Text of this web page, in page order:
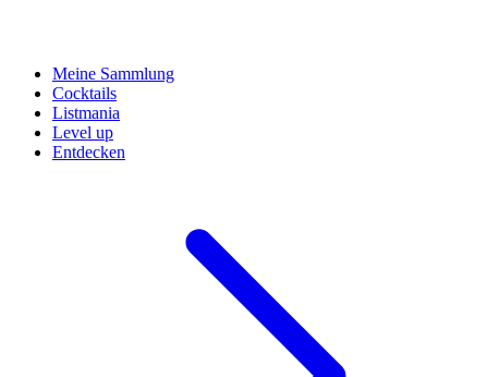
Meine Sammlung
Cocktails
Listmania
Level up
Entdecken